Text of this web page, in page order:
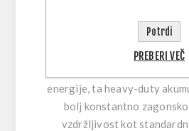
Opišite, kako izdelek/
problem ali izboljša uporabo.
energije, ta heavy-duty
bolj konstantno
vzdržljivost kot
Potrdi
PREBERI VEČ